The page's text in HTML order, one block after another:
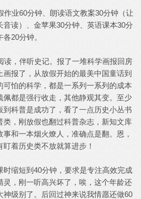
作业60分钟、朗读语文教案30分钟（让
音读）、金苹果30分钟、英语课本30分
20分钟。
读，伴听史记。报了一堆科学画报回房
画报了，从放假开始的最美中国童话到
可怕的科学，都是一系列一系列的成本
佩都是强行收走，其他静观其变。至少
到科普是成功了，看了一点历史小丛书
类，刚放假也翻过科普杂志，新知文库
和一本烟火燎人，准确点是翻。恩，
着历史类不放就算进步！
时缩短到40分钟，要求是专注高效完成
灵，刚一听高兴坏了，唉，这个年龄还
神级别了。后回过神来说我情愿还做60